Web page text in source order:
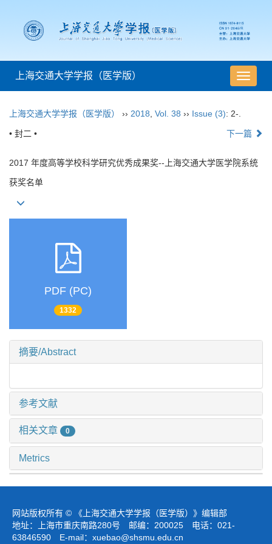
导
航
上海交通大学学报（医学版）
上海交通大学学报（医学版） ›› 2018 Vol. 38 ›› Issue (3): 2-.
• 封二 • 下一篇
2017 年度高等学校科学研究优秀成果奖--上海交通大学医学院系统
获奖名单
PDF (PC)
1332
摘要/Abstract
参考文献
相关文章 0
Metrics
网站版权所有 © 《上海交通大学学报（医学版）》编辑部
地址：上海市重庆南路280号 邮编：200025 电话：021-
63846590 E-mail： xuebao@shsmu.edu.cn